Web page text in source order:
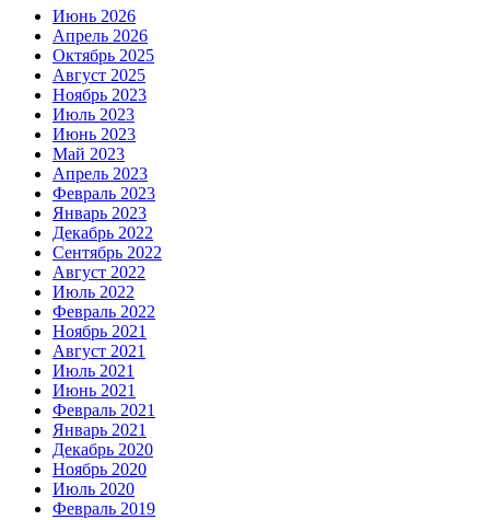
Июнь 2026
Апрель 2026
Октябрь 2025
Август 2025
Ноябрь 2023
Июль 2023
Июнь 2023
Май 2023
Апрель 2023
Февраль 2023
Январь 2023
Декабрь 2022
Сентябрь 2022
Август 2022
Июль 2022
Февраль 2022
Ноябрь 2021
Август 2021
Июль 2021
Июнь 2021
Февраль 2021
Январь 2021
Декабрь 2020
Ноябрь 2020
Июль 2020
Февраль 2019